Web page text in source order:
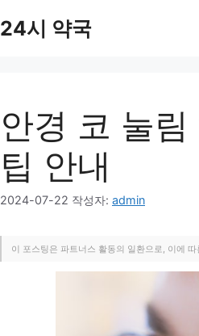
24시 약국
안경 코 눌
팁 안내
2024-07-22 작성자: admin
이 포스팅은 파트너스 활동의 일환으로, 이에